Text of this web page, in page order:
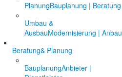
PlanungBauplanung | Beratung
Umbau &
AusbauModernisierung | Anbau
Beratung& Planung
BauplanungAnbieter |